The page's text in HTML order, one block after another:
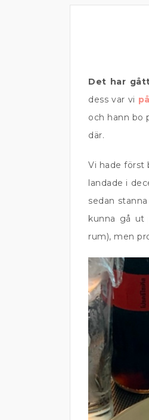
Det har
dess var vi
och hann bo
där.
Vi hade först
landade i
sedan
kunna gå ut
rum), men